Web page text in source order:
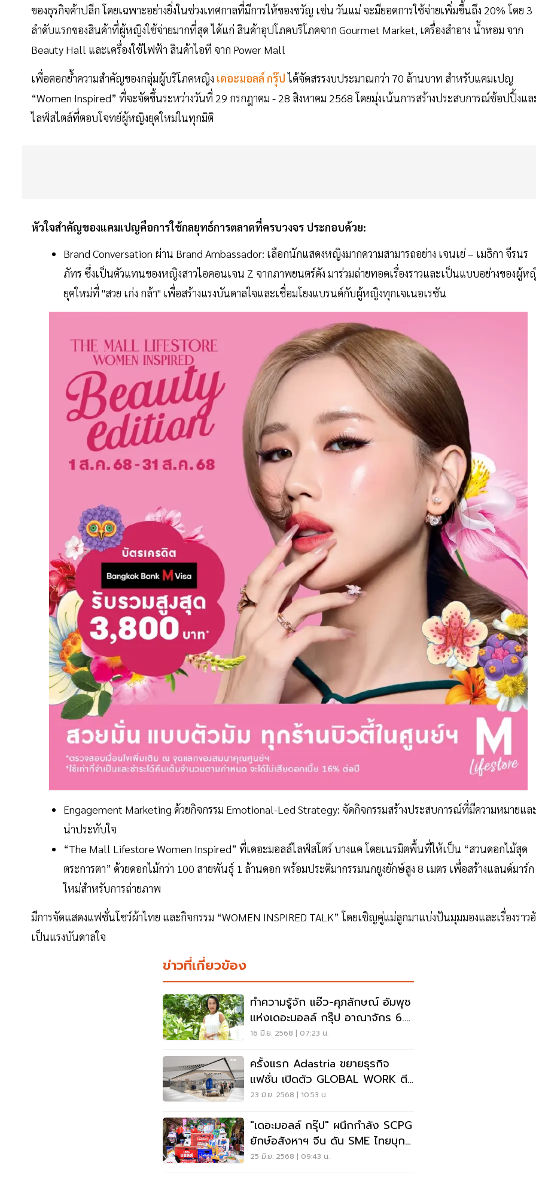
ของธุรกิจค้าปลีก โดยเฉพาะอย่างยิ่งในช่วงเทศกาลที่มีการให้ของขวัญ เช่น วันแม่ จะมียอดการใช้จ่ายเพิ่มขึ้นถึง 20% โดย 3
ลำดับแรกของสินค้าที่ผู้หญิงใช้จ่ายมากที่สุด ได้แก่ สินค้าอุปโภคบริโภคจาก Gourmet Market, เครื่องสำอาง น้ำหอม จาก
Beauty Hall และเครื่องใช้ไฟฟ้า สินค้าไอที จาก Power Mall
เพื่อตอกย้ำความสำคัญของกลุ่มผู้บริโภคหญิง เดอะมอลล์ กรุ๊ปได้จัดสรรงบประมาณกว่า 70 ล้านบาท สำหรับแคมเปญ
“Women Inspired” ที่จะจัดขึ้นระหว่างวันที่ 29 กรกฎาคม - 28 สิงหาคม 2568 โดยมุ่งเน้นการสร้างประสบการณ์ช้อปปิ้งแล
ไลฟ์สไตล์ที่ตอบโจทย์ผู้หญิงยุคใหม่ในทุกมิติ
หัวใจสำคัญของแคมเปญคือการใช้กลยุทธ์การตลาดที่ครบวงจร ประกอบด้วย:
Brand Conversation ผ่าน Brand Ambassador: เลือกนักแสดงหญิงมากความสามารถอย่าง เจนเย่ – เมธิกา จีรนร
ภัทร ซึ่งเป็นตัวแทนของหญิงสาวไอคอนเจน Z จากภาพยนตร์ดัง มาร่วมถ่ายทอดเรื่องราวและเป็นแบบอย่างของผู้ห
ยุคใหม่ที่ "สวย เก่ง กล้า" เพื่อสร้างแรงบันดาลใจและเชื่อมโยงแบรนด์กับผู้หญิงทุกเจเนอเรชัน
Engagement Marketing ด้วยกิจกรรม Emotional-Led Strategy: จัดกิจกรรมสร้างประสบการณ์ที่มีความหมายแล
น่าประทับใจ
“The Mall Lifestore Women Inspired” ที่เดอะมอลล์ไลฟ์สโตร์ บางแค โดยเนรมิตพื้นที่ให้เป็น “สวนดอกไม้สุด
ตระการตา” ด้วยดอกไม้กว่า 100 สายพันธุ์ 1 ล้านดอก พร้อมประติมากรรมนกยูงยักษ์สูง 8 เมตร เพื่อสร้างแลนด์มาร์ก
ใหม่สำหรับการถ่ายภาพ
มีการจัดแสดงแฟชั่นโชว์ผ้าไทย และกิจกรรม “WOMEN INSPIRED TALK” โดยเชิญคู่แม่ลูกมาแบ่งปันมุมมองและเรื่องราว
เป็นแรงบันดาลใจ
ข่าวที่เกี่ยวข้อง
ทำความรู้จัก แอ๊ว-ศุภลักษณ์ อัมพุช
แห่งเดอะมอลล์ กรุ๊ป อาณาจักร 6.6
หมื่นล้าน
16 มิ.ย. 2568 | 07:23 น.
ครั้งแรก Adastria ขยายธุรกิจ
แฟชั่น เปิดตัว GLOBAL WORK ตี
ตลาดเมืองไทย
23 มิ.ย. 2568 | 10:53 น.
"เดอะมอลล์ กรุ๊ป" ผนึกกำลัง SCPG
ยักษ์อสังหาฯ จีน ดัน SME ไทยบุก
ตลาดจีน
25 มิ.ย. 2568 | 09:43 น.